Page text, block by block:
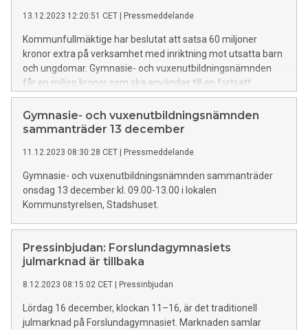
i en annan kommun.
13.12.2023 12:20:51 CET Pressmeddelande
Kommunfullmäktige har beslutat att satsa 60 miljoner
kronor extra på verksamhet med inriktning mot utsatta barn
och ungdomar. Gymnasie- och vuxenutbildningsnämnden
får en miljon kronor som ska användas till en fortsatt
satsning på elevkonsulenter och till elever som läser
Introduktionsprogram (IM).
Gymnasie- och vuxenutbildningsnämnden
sammanträder 13 december
11.12.2023 08:30:28 CET Pressmeddelande
Gymnasie- och vuxenutbildningsnämnden sammanträder
onsdag 13 december kl. 09.00-13.00 i lokalen
Kommunstyrelsen, Stadshuset.
Pressinbjudan: Forslundagymnasiets
julmarknad är tillbaka
8.12.2023 08:15:02 CET Pressinbjudan
Lördag 16 december, klockan 11–16, är det traditionell
julmarknad på Forslundagymnasiet. Marknaden samlar